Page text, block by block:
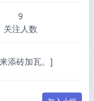
9
关注人数
添砖加瓦。]